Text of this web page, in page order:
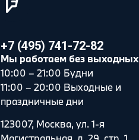
+7 (495) 741-72-82
Мы работаем без выходных
10:00 – 21:00 Будни
11:00 – 20:00 Выходные и
праздничные дни
123007, Москва, ул. 1-я